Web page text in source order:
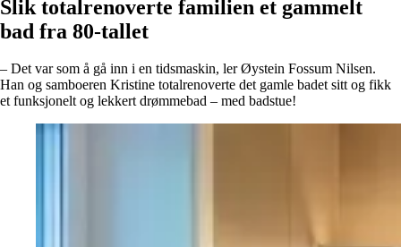
Slik totalrenoverte familien et gammelt
bad fra 80-tallet
– Det var som å gå inn i en tidsmaskin, ler Øystein Fossum Nilsen.
Han og samboeren Kristine totalrenoverte det gamle badet sitt og fikk
et funksjonelt og lekkert drømmebad – med badstue!